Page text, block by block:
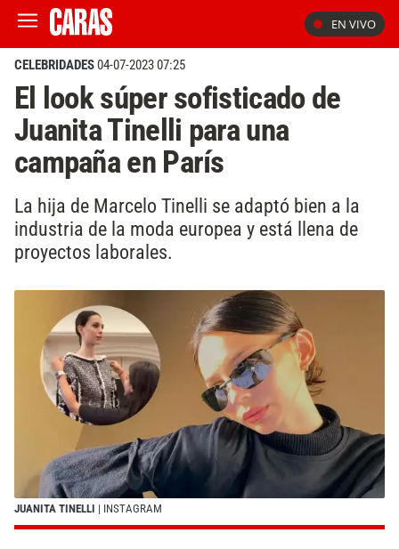
EN VIVO
CELEBRIDADES04-07-2023 07:25
El look súper sofisticado de
Juanita Tinelli para una
campaña en París
La hija de Marcelo Tinelli se adaptó bien a la
industria de la moda europea y está llena de
proyectos laborales.
JUANITA TINELLI | INSTAGRAM